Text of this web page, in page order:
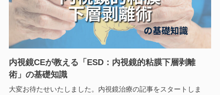
内視鏡CEが教える「ESD：内視鏡的粘膜下層剥離
術」の基礎知識
大変お待たせいたしました。内視鏡治療の記事をスタートしま